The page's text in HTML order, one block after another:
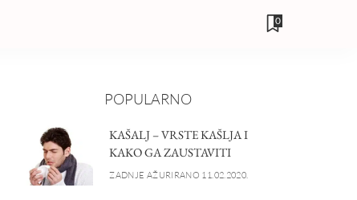
0
POPULARNO
KAŠALJ – VRSTE KAŠLJA I
KAKO GA ZAUSTAVITI
ZADNJE AŽURIRANO 11.02.2020.